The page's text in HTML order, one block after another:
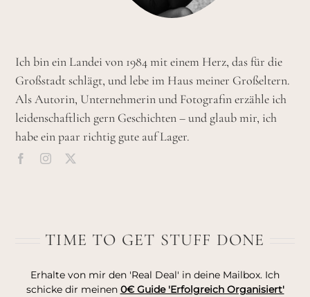
Ich bin ein Landei von 1984 mit einem Herz, das für die
Großstadt schlägt, und lebe im Haus meiner Großeltern.
Als Autorin, Unternehmerin und Fotografin erzähle ich
leidenschaftlich gern Geschichten – und glaub mir, ich
habe ein paar richtig gute auf Lager.
TIME TO GET STUFF DONE
Erhalte von mir den 'Real Deal' in deine Mailbox. Ich
schicke dir meinen 0€ Guide 'Erfolgreich Organisiert'